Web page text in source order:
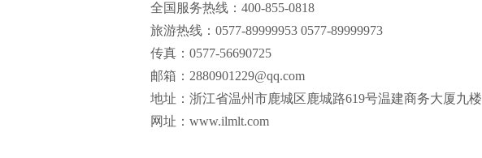
全国服务热线：400-855-0818
旅游热线：0577-89999953 0577-89999973
传真：0577-56690725
邮箱：2880901229@qq.com
地址： 浙江省温州市鹿城区鹿城路619号温建商务大厦九楼
网址：www.ilmlt.com